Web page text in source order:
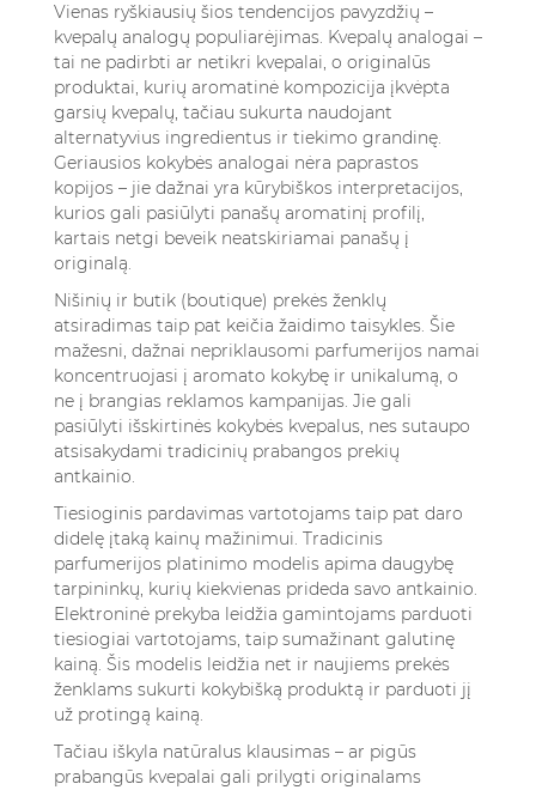
Vienas ryškiausių šios tendencijos pavyzdžių –
kvepalų analogų populiarėjimas. Kvepalų analogai –
tai ne padirbti ar netikri kvepalai, o originalūs
produktai, kurių aromatinė kompozicija įkvėpta
garsių kvepalų, tačiau sukurta naudojant
alternatyvius ingredientus ir tiekimo grandinę.
Geriausios kokybės analogai nėra paprastos
kopijos – jie dažnai yra kūrybiškos interpretacijos,
kurios gali pasiūlyti panašų aromatinį profilį,
kartais netgi beveik neatskiriamai panašų į
originalą.
Nišinių ir butik (boutique) prekės ženklų
atsiradimas taip pat keičia žaidimo taisykles. Šie
mažesni, dažnai nepriklausomi parfumerijos namai
koncentruojasi į aromato kokybę ir unikalumą, o
ne į brangias reklamos kampanijas. Jie gali
pasiūlyti išskirtinės kokybės kvepalus, nes sutaupo
atsisakydami tradicinių prabangos prekių
antkainio.
Tiesioginis pardavimas vartotojams taip pat daro
didelę įtaką kainų mažinimui. Tradicinis
parfumerijos platinimo modelis apima daugybę
tarpininkų, kurių kiekvienas prideda savo antkainio.
Elektroninė prekyba leidžia gamintojams parduoti
tiesiogiai vartotojams, taip sumažinant galutinę
kainą. Šis modelis leidžia net ir naujiems prekės
ženklams sukurti kokybišką produktą ir parduoti jį
už protingą kainą.
Tačiau iškyla natūralus klausimas – ar pigūs
prabangūs kvepalai gali prilygti originalams